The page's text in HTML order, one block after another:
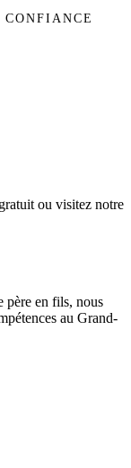
ou visitez notre
père en fils, nous
au Grand-